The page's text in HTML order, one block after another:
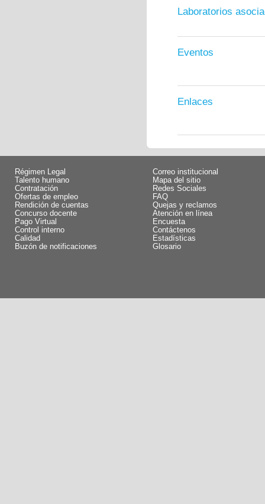
Laboratorios
Eventos
Enlaces
Régimen Legal
Talento humano
Contratación
Ofertas de empleo
Rendición de cuentas
Concurso docente
Pago Virtual
Control interno
Calidad
Buzón de notificaciones
Correo institucional
Mapa del sitio
Redes Sociales
FAQ
Quejas y reclamos
Atención en línea
Encuesta
Contáctenos
Estadísticas
Glosario